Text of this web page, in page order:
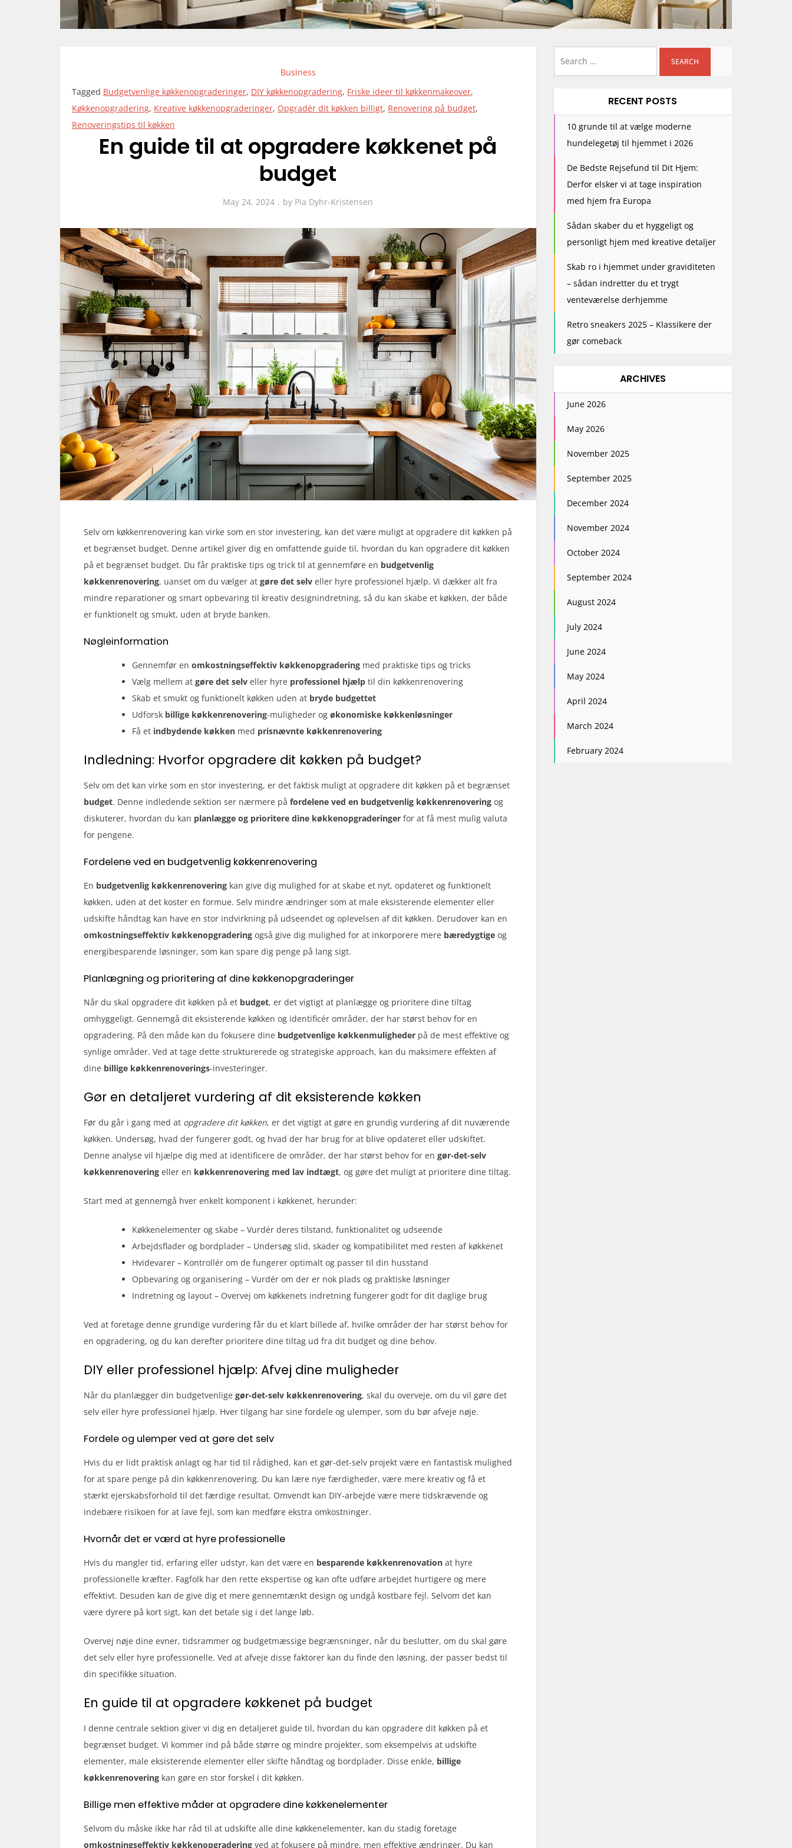
Business
Tagged Budgetvenlige køkkenopgraderinger, DIY køkkenopgradering, Friske ideer til køkkenmakeover,
Køkkenopgradering, Kreative køkkenopgraderinger, Opgradér dit køkken billigt, Renovering på budget,
Renoveringstips til køkken
En guide til at opgradere køkkenet på
budget
May 24, 2024 by Pia Dyhr-Kristensen
Selv om køkkenrenovering kan virke som en stor investering, kan det være muligt at opgradere dit køkken på
et begrænset budget. Denne artikel giver dig en omfattende guide til, hvordan du kan opgradere dit køkken
på et begrænset budget. Du får praktiske tips og trick til at gennemføre en budgetvenlig
køkkenrenovering, uanset om du vælger at gøre det selv eller hyre professionel hjælp. Vi dækker alt fra
mindre reparationer og smart opbevaring til kreativ designindretning, så du kan skabe et køkken, der både
er funktionelt og smukt, uden at bryde banken.
Nøgleinformation
Gennemfør en omkostningseffektiv køkkenopgradering med praktiske tips og tricks
Vælg mellem at gøre det selv eller hyre professionel hjælp til din køkkenrenovering
Skab et smukt og funktionelt køkken uden at bryde budgettet
Udforsk billige køkkenrenovering-muligheder og økonomiske køkkenløsninger
Få et indbydende køkken med prisnævnte køkkenrenovering
Indledning: Hvorfor opgradere dit køkken på budget?
Selv om det kan virke som en stor investering, er det faktisk muligt at opgradere dit køkken på et begrænset
budget. Denne indledende sektion ser nærmere på fordelene ved en budgetvenlig køkkenrenovering og
diskuterer, hvordan du kan planlægge og prioritere dine køkkenopgraderinger for at få mest mulig valuta
for pengene.
Fordelene ved en budgetvenlig køkkenrenovering
En budgetvenlig køkkenrenovering kan give dig mulighed for at skabe et nyt, opdateret og funktionelt
køkken, uden at det koster en formue. Selv mindre ændringer som at male eksisterende elementer eller
udskifte håndtag kan have en stor indvirkning på udseendet og oplevelsen af dit køkken. Derudover kan en
omkostningseffektiv køkkenopgradering også give dig mulighed for at inkorporere mere bæredygtige og
energibesparende løsninger, som kan spare dig penge på lang sigt.
Planlægning og prioritering af dine køkkenopgraderinger
Når du skal opgradere dit køkken på et budget, er det vigtigt at planlægge og prioritere dine tiltag
omhyggeligt. Gennemgå dit eksisterende køkken og identificér områder, der har størst behov for en
opgradering. På den måde kan du fokusere dine budgetvenlige køkkenmuligheder på de mest effektive og
synlige områder. Ved at tage dette strukturerede og strategiske approach, kan du maksimere effekten af
dine billige køkkenrenoverings-investeringer.
Gør en detaljeret vurdering af dit eksisterende køkken
Før du går i gang med at opgradere dit køkken, er det vigtigt at gøre en grundig vurdering af dit nuværende
køkken. Undersøg, hvad der fungerer godt, og hvad der har brug for at blive opdateret eller udskiftet.
Denne analyse vil hjælpe dig med at identificere de områder, der har størst behov for en gør-det-selv
køkkenrenovering eller en køkkenrenovering med lav indtægt, og gøre det muligt at prioritere dine tiltag.
Start med at gennemgå hver enkelt komponent i køkkenet, herunder:
Køkkenelementer og skabe – Vurdér deres tilstand, funktionalitet og udseende
Arbejdsflader og bordplader – Undersøg slid, skader og kompatibilitet med resten af køkkenet
Hvidevarer – Kontrollér om de fungerer optimalt og passer til din husstand
Opbevaring og organisering – Vurdér om der er nok plads og praktiske løsninger
Indretning og layout – Overvej om køkkenets indretning fungerer godt for dit daglige brug
Ved at foretage denne grundige vurdering får du et klart billede af, hvilke områder der har størst behov for
en opgradering, og du kan derefter prioritere dine tiltag ud fra dit budget og dine behov.
DIY eller professionel hjælp: Afvej dine muligheder
Når du planlægger din budgetvenlige gør-det-selv køkkenrenovering, skal du overveje, om du vil gøre det
selv eller hyre professionel hjælp. Hver tilgang har sine fordele og ulemper, som du bør afveje nøje.
Fordele og ulemper ved at gøre det selv
Hvis du er lidt praktisk anlagt og har tid til rådighed, kan et gør-det-selv projekt være en fantastisk mulighed
for at spare penge på din køkkenrenovering. Du kan lære nye færdigheder, være mere kreativ og få et
stærkt ejerskabsforhold til det færdige resultat. Omvendt kan DIY-arbejde være mere tidskrævende og
indebære risikoen for at lave fejl, som kan medføre ekstra omkostninger.
Hvornår det er værd at hyre professionelle
Hvis du mangler tid, erfaring eller udstyr, kan det være en besparende køkkenrenovation at hyre
professionelle kræfter. Fagfolk har den rette ekspertise og kan ofte udføre arbejdet hurtigere og mere
effektivt. Desuden kan de give dig et mere gennemtænkt design og undgå kostbare fejl. Selvom det kan
være dyrere på kort sigt, kan det betale sig i det lange løb.
Overvej nøje dine evner, tidsrammer og budgetmæssige begrænsninger, når du beslutter, om du skal gøre
det selv eller hyre professionelle. Ved at afveje disse faktorer kan du finde den løsning, der passer bedst til
din specifikke situation.
En guide til at opgradere køkkenet på budget
I denne centrale sektion giver vi dig en detaljeret guide til, hvordan du kan opgradere dit køkken på et
begrænset budget. Vi kommer ind på både større og mindre projekter, som eksempelvis at udskifte
elementer, male eksisterende elementer eller skifte håndtag og bordplader. Disse enkle, billige
køkkenrenovering kan gøre en stor forskel i dit køkken.
Billige men effektive måder at opgradere dine køkkenelementer
Selvom du måske ikke har råd til at udskifte alle dine køkkenelementer, kan du stadig foretage
omkostningseffektiv køkkenopgradering ved at fokusere på mindre, men effektive ændringer. Du kan
RECENT POSTS
10 grunde til at vælge moderne
hundelegetøj til hjemmet i 2026
De Bedste Rejsefund til Dit Hjem:
Derfor elsker vi at tage inspiration
med hjem fra Europa
Sådan skaber du et hyggeligt og
personligt hjem med kreative detaljer
Skab ro i hjemmet under graviditeten
– sådan indretter du et trygt
venteværelse derhjemme
Retro sneakers 2025 – Klassikere der
gør comeback
ARCHIVES
June 2026
May 2026
November 2025
September 2025
December 2024
November 2024
October 2024
September 2024
August 2024
July 2024
June 2024
May 2024
April 2024
March 2024
February 2024